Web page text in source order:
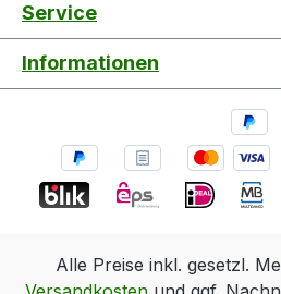
Service
Informationen
Alle Preise inkl. gesetzl.